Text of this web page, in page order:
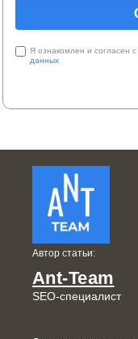
Я ознакомлен и согласен с
данных
Автор статьи:
Ant-Team
SEO-специалист